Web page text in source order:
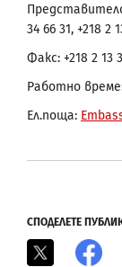
34 66 31, +218 2
Факс: +218 2 13
Работно
Ел.поща:
СПОДЕЛЕТЕ